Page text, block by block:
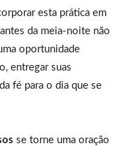
esta prática em
da meia-noite não
oportunidade
entregar suas
fé para o dia que se
se torne uma oração